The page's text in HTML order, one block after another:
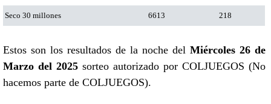
Seco 30 millones 6613 218
Estos son los resultados de la noche del Miércoles 26 de
Marzo del 2025sorteo autorizado por COLJUEGOS (No
hacemos parte de COLJUEGOS).